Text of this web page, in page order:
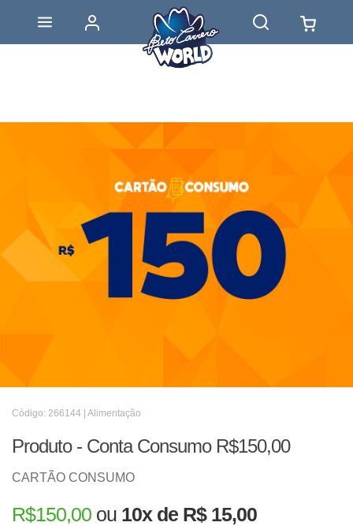
Código: 266144 | Alimentação
Produto - Conta Consumo R$150,00
CARTÃO CONSUMO
R$150,00 ou 10x de R$ 15,00